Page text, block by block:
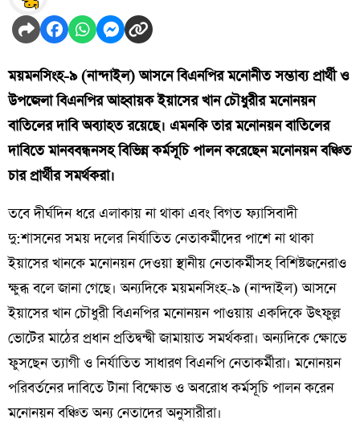
ময়মনসিংহ-৯ (নান্দাইল) আসনে বিএনপির মনোনীত সম্ভাব্য প্রার্থী ও
উপজেলা বিএনপির আহ্বায়ক ইয়াসের খান চৌধুরীর মনোনয়ন
বাতিলের দাবি অব্যাহত রয়েছে। এমনকি তার মনোনয়ন বাতিলের
দাবিতে মানববন্ধনসহ বিভিন্ন কর্মসূচি পালন করেছেন মনোনয়ন বঞ্চিত
চার প্রার্থীর সমর্থকরা।
তবে দীর্ঘদিন ধরে এলাকায় না থাকা এবং বিগত ফ্যাসিবাদী
দু:শাসনের সময় দলের নির্যাতিত নেতাকর্মীদের পাশে না থাকা
ইয়াসের খানকে মনোনয়ন দেওয়া স্থানীয় নেতাকর্মীসহ বিশিষ্টজনেরাও
ক্ষুব্ধ বলে জানা গেছে। অন্যদিকে ময়মনসিংহ-৯ (নান্দাইল) আসনে
ইয়াসের খান চৌধুরী বিএনপির মনোনয়ন পাওয়ায় একদিকে উৎফুল্ল
ভোটের মাঠের প্রধান প্রতিদ্বন্দ্বী জামায়াত সমর্থকরা। অন্যদিকে ক্ষোভে
ফুসছেন ত্যাগী ও নির্যাতিত সাধারণ বিএনপি নেতাকর্মীরা। মনোনয়ন
পরিবর্তনের দাবিতে টানা বিক্ষোভ ও অবরোধ কর্মসূচি পালন করেন
মনোনয়ন বঞ্চিত অন্য নেতাদের অনুসারীরা।